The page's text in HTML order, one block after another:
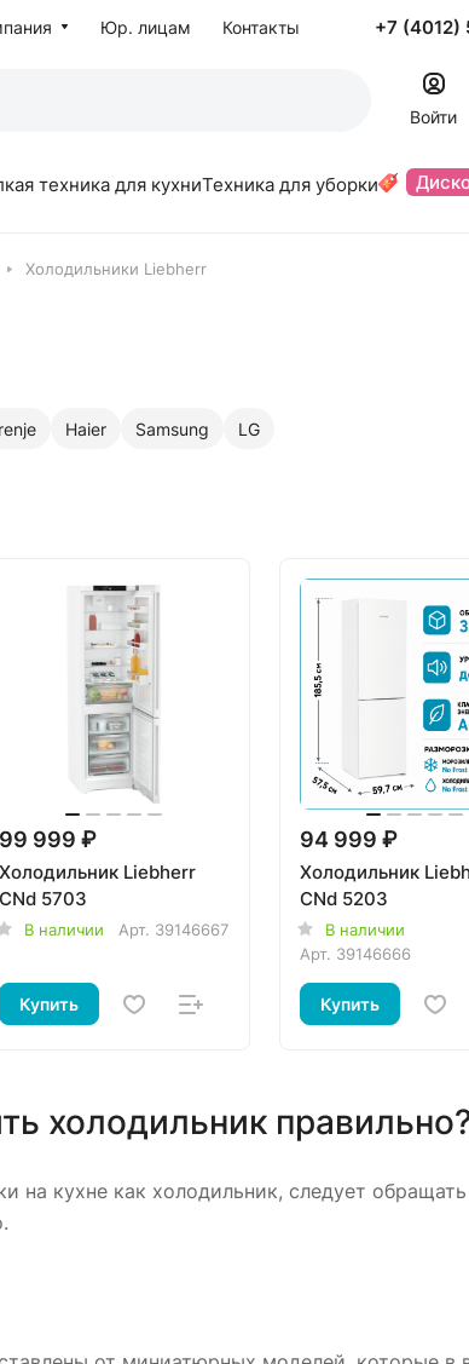
Юр. лицам Контакты +7 (4012)
Войти
техника для кухниТехника для уборки
Холодильники Liebherr
Haier Samsung LG
99 999 ₽
Холодильник Liebherr
CNd 5703
В наличии Арт. 39146667
Купить
94 999 ₽
Холодильник
CNd 5203
В наличии
Арт. 39146666
Купить
холодильник
на кухне как холодильник, следует